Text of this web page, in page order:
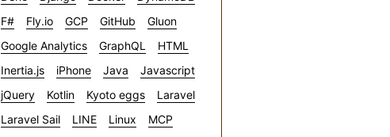
F#
Fly.io GCP GitHub
Gluon
Google Analytics
GraphQL
HTML
Inertia.js
iPhone Java
Javascript
jQuery
Kotlin Kyoto eggs
Laravel
Laravel Sail
LINE Linux MCP